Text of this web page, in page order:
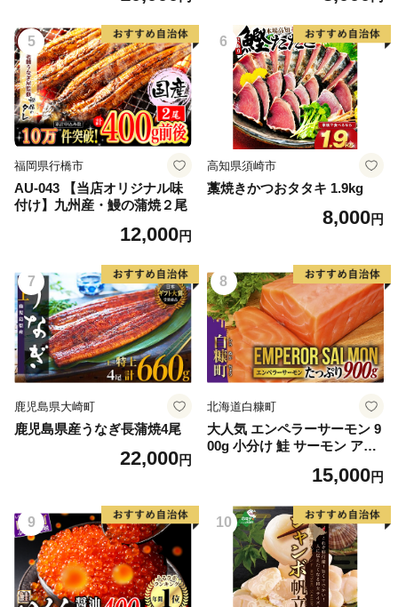
5
福岡県行橋市
AU-043 【当店オリジナル味
付け】九州産・鰻の蒲焼２尾
12,000円
6
高知県須崎市
藁焼きかつおタタキ 1.9kg
8,000円
7
鹿児島県大崎町
鹿児島県産うなぎ長蒲焼4尾
22,000円
8
北海道白糠町
大人気 エンペラーサーモン 9
00g 小分け 鮭 サーモン アト
長官賞 受賞 さけ シャケ しゃ
レアステーキ 人気 高級 大満
足 美味しい 贈答 生食用 刺身
お刺身 刺し身 魚介類 海鮮 冷
凍 厚切り 薄切り ふるさと納
税 ふるさとチョイス チョイ
ス 北海道 白糠町
15,000円
9 10